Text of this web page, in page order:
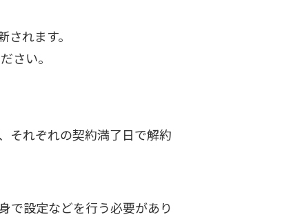
れます。
さい。
それぞれの契約満了日で解約
で設定などを行う必要があり